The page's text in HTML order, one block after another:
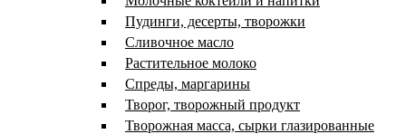
Пудинги, десерты, творожки
Сливочное масло
Растительное молоко
Спреды, маргарины
Творог, творожный продукт
Творожная масса, сырки глазированные